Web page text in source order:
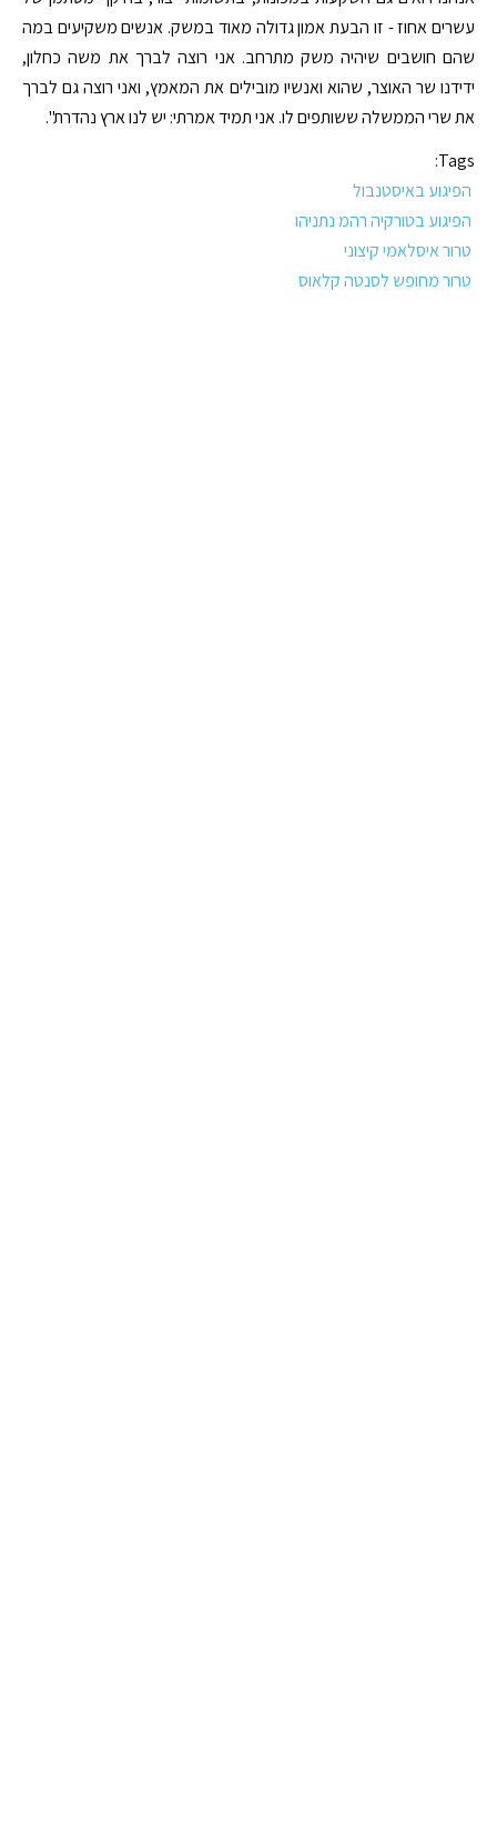
עשרים אחוז - זו הבעת אמון גדולה מאוד במשק. אנשים משקיעים במה
שהם חושבים שיהיה משק מתרחב. אני רוצה לברך את משה כחלון,
ידידנו שר האוצר, שהוא ואנשיו מובילים את המאמץ, ואני רוצה גם לברך
את שרי הממשלה ששותפים לו. אני תמיד אמרתי: יש לנו ארץ נהדרת".
Tags:
הפיגוע באיסטנבול
הפיגוע בטורקיה רהמ נתניהו
טרור איסלאמי קיצוני
טרור מחופש לסנטה קלאוס